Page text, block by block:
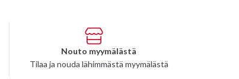
Nouto myymälästä
Tilaa ja nouda lähimmästä myymälästä